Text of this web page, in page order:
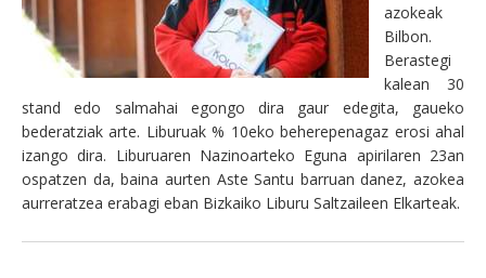
azokeak
Bilbon.
Berastegi
kalean 30
stand edo salmahai egongo dira gaur edegita, gaueko
bederatziak arte. Liburuak % 10eko beherepenagaz erosi ahal
izango dira. Liburuaren Nazinoarteko Eguna apirilaren 23an
ospatzen da, baina aurten Aste Santu barruan danez, azokea
aurreratzea erabagi eban Bizkaiko Liburu Saltzaileen Elkarteak.